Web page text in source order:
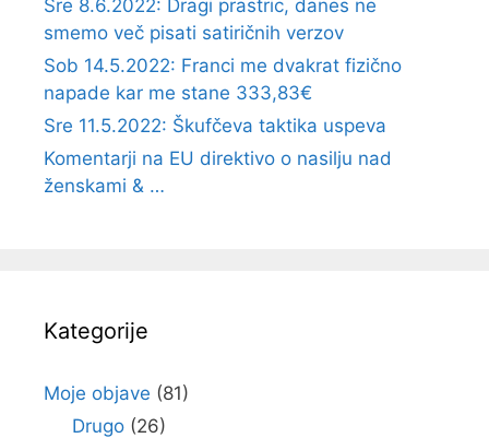
Sre 8.6.2022: Dragi prastric, danes ne
smemo več pisati satiričnih verzov
Sob 14.5.2022: Franci me dvakrat fizično
napade kar me stane 333,83€
Sre 11.5.2022: Škufčeva taktika uspeva
Komentarji na EU direktivo o nasilju nad
ženskami & …
Kategorije
Moje objave (81)
Drugo(26)